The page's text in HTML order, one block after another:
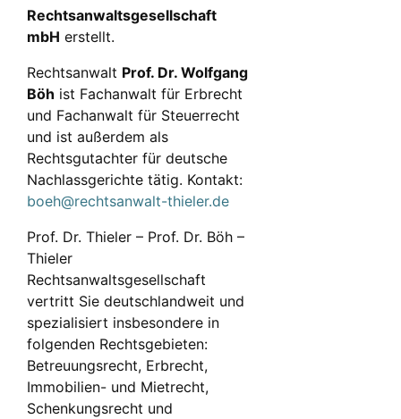
Rechtsanwaltsgesellschaft
mbH erstellt.
Rechtsanwalt Prof. Dr. Wolfgang
Böh ist Fachanwalt für Erbrecht
und Fachanwalt für Steuerrecht
und ist außerdem als
Rechtsgutachter für deutsche
Nachlassgerichte tätig. Kontakt:
boeh@rechtsanwalt-thieler.de
Prof. Dr. Thieler – Prof. Dr. Böh –
Thieler
Rechtsanwaltsgesellschaft
vertritt Sie deutschlandweit und
spezialisiert insbesondere in
folgenden Rechtsgebieten:
Betreuungsrecht, Erbrecht,
Immobilien- und Mietrecht,
Schenkungsrecht und